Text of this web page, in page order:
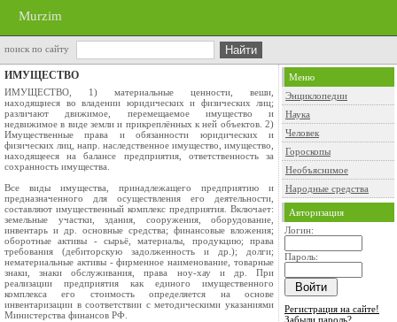
Murzim
поиск по сайту
ИМУЩЕСТВО
ИМУЩЕСТВО, 1) материальные ценности, веши,
находящиеся во владении юридических и физических лиц;
различают движимое, перемещаемое имущество и
недвижимое в виде земли и прикреплённых к ней объектов. 2)
Имущественные права и обязанности юридических и
физических лиц, напр. наследственное имущество, имущество,
находящееся на балансе предприятия, ответственность за
сохранность имущества.
Все виды имущества, принадлежащего предприятию и
предназначенного для осуществления его деятельности,
составляют имущественный комплекс предприятия. Включает:
земельные участки, здания, сооружения, оборудование,
инвентарь и др. основные средства; финансовые вложения;
оборотные активы - сырьё, материалы, продукцию; права
требования (дебиторскую задолженность и др.); долги;
нематериальные активы - фирменное наименование, товарные
знаки, знаки обслуживания, права ноу-хау и др. При
реализации предприятия как единого имущественного
комплекса его стоимость определяется на основе
инвентаризации в соответствии с методическими указаниями
Министерства финансов РФ.
Меню
Энциклопедии
Наука
Человек
Гороскопы
Необъяснимое
Народные средства
Авторизация
Логин:
Пароль:
Регистрация на сайте!
Забыли пароль?